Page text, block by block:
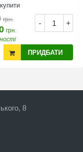
купити
- +
грн.
грн.
ПРИДБАТИ
8